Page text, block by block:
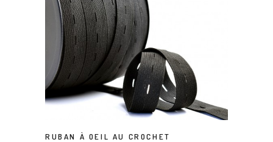
RUBAN À OEIL AU CROCHET